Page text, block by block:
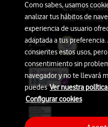
© 2026
Avda. América
Como sabes, usamos
analizar tus hábitos de
experiencia de usuario
adaptada a tus
consientes estos usos,
consentimiento sin
navegador y no te llevará
puedesVer nuestra
Configurar cookies